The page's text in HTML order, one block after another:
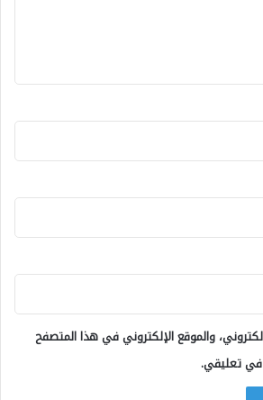
والموقع الإلكتروني في هذا المتصفح
في تعليقي.